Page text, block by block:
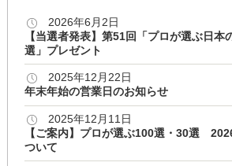
2026年6月2日
【当選者発表】第51回「プロが選ぶ日本
選」プレゼント
2025年12月22日
年末年始の営業日のお知らせ
2025年12月11日
【ご案内】プロが選ぶ100選・30選
ついて